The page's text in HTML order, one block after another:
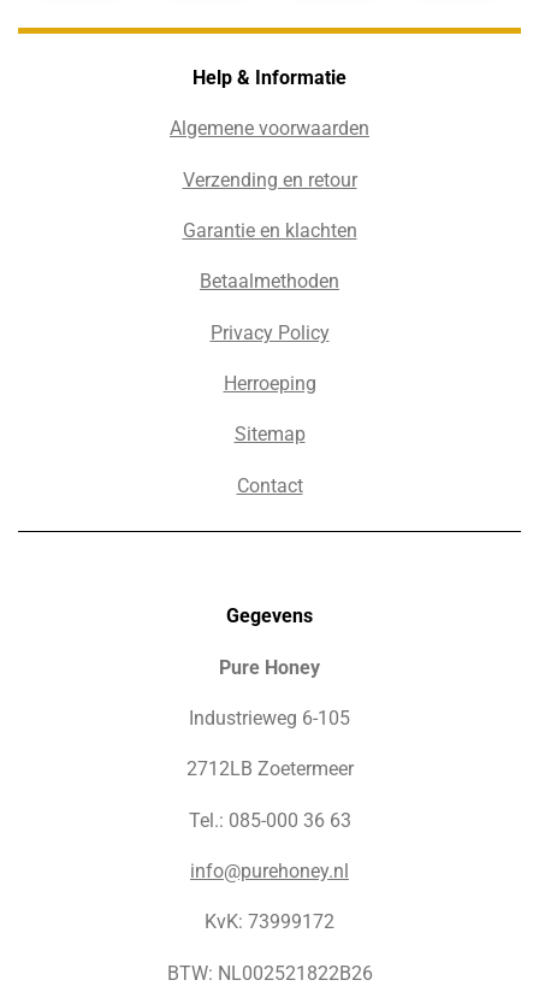
Help & Informatie
Algemene voorwaarden
Verzending en retour
Garantie en klachten
Betaalmethoden
Privacy Policy
Herroeping
Sitemap
Contact
Gegevens
Pure Honey
Industrieweg 6-105
2712LB Zoetermeer
Tel.: 085-000 36 63
info@purehoney.nl
KvK: 73999172
BTW: NL002521822B26